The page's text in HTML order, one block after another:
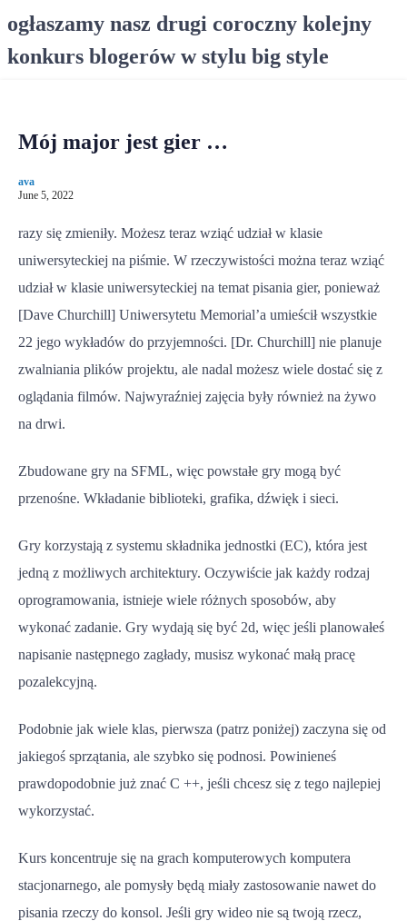
ogłaszamy nasz drugi coroczny kolejny
konkurs blogerów w stylu big style
Mój major jest gier …
ava
June 5, 2022
razy się zmieniły. Możesz teraz wziąć udział w klasie
uniwersyteckiej na piśmie. W rzeczywistości można teraz wziąć
udział w klasie uniwersyteckiej na temat pisania gier, ponieważ
[Dave Churchill] Uniwersytetu Memorial’a umieścił wszystkie
22 jego wykładów do przyjemności. [Dr. Churchill] nie planuje
zwalniania plików projektu, ale nadal możesz wiele dostać się z
oglądania filmów. Najwyraźniej zajęcia były również na żywo
na drwi.
Zbudowane gry na SFML, więc powstałe gry mogą być
przenośne. Wkładanie biblioteki, grafika, dźwięk i sieci.
Gry korzystają z systemu składnika jednostki (EC), która jest
jedną z możliwych architektury. Oczywiście jak każdy rodzaj
oprogramowania, istnieje wiele różnych sposobów, aby
wykonać zadanie. Gry wydają się być 2d, więc jeśli planowałeś
napisanie następnego zagłady, musisz wykonać małą pracę
pozalekcyjną.
Podobnie jak wiele klas, pierwsza (patrz poniżej) zaczyna się od
jakiegoś sprzątania, ale szybko się podnosi. Powinieneś
prawdopodobnie już znać C ++, jeśli chcesz się z tego najlepiej
wykorzystać.
Kurs koncentruje się na grach komputerowych komputera
stacjonarnego, ale pomysły będą miały zastosowanie nawet do
pisania rzeczy do konsol. Jeśli gry wideo nie są twoją rzecz,